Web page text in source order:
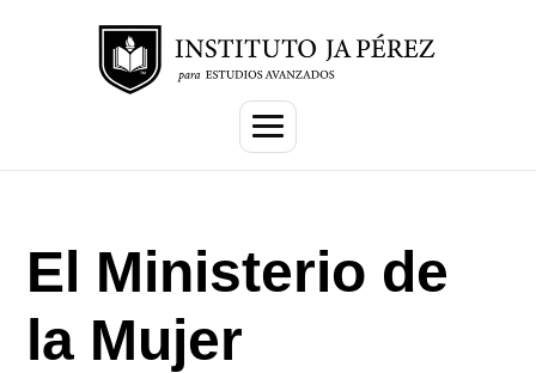
El Ministerio de
la Mujer